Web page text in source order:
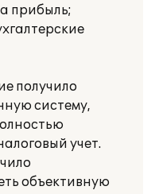
прибыль;
получило
систему,
учет.
объективную